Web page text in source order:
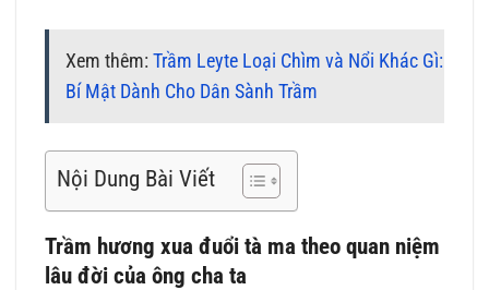
Xem thêm:Trầm Leyte Loại Chìm và Nổi Khác Gì:
Bí Mật Dành Cho Dân Sành Trầm
Nội Dung Bài Viết
Trầm hương xua đuổi tà ma theo quan niệm
lâu đời của ông cha ta